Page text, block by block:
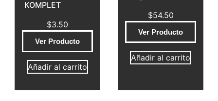
KOMPLET
$3.50
Ver Producto
Añadir al carrito
$54.50
Ver Producto
Añadir al carrito